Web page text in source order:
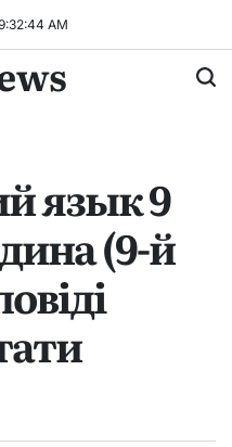
:32:44 AM
язык 9
(9-й